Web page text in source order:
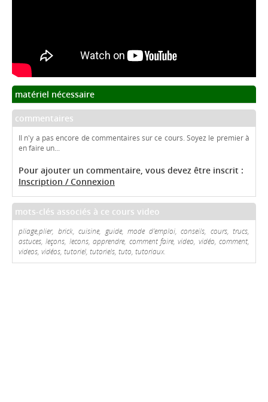
matériel nécessaire
commentaires
Il n'y a pas encore de commentaires sur ce cours. Soyez le premier à
en faire un...
Pour ajouter un commentaire, vous devez être inscrit :
Inscription / Connexion
mots-clés associés à ce cours video
pliage,plier, brick, cuisine, guide, mode d'emploi, conseils, cours, trucs,
astuces, leçons, lecons, apprendre, comment faire, video, vidéo, comment,
videos, vidéos, tutoriel, tutoriels, tuto, tutoriaux.